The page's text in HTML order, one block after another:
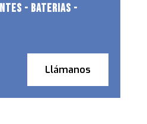
- BATERIAS -
Llámanos